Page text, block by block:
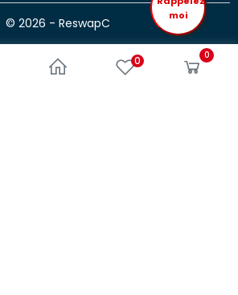
0 0
© 2026 - ReswapC
moi